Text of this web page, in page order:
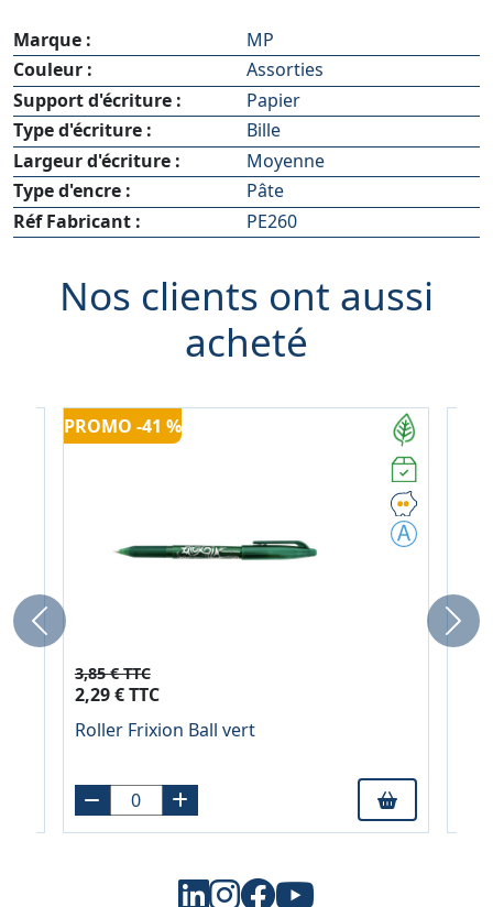
Marque :
MP
Couleur :
Assorties
Support d'écriture :
Papier
Type d'écriture :
Bille
Largeur d'écriture :
Moyenne
Type d'encre :
Pâte
Réf Fabricant :
PE260
Nos clients ont aussi
acheté
PROMO -41 %
3,85 € TTC
2,29 € TTC
Roller Frixion Ball vert
Previous Next